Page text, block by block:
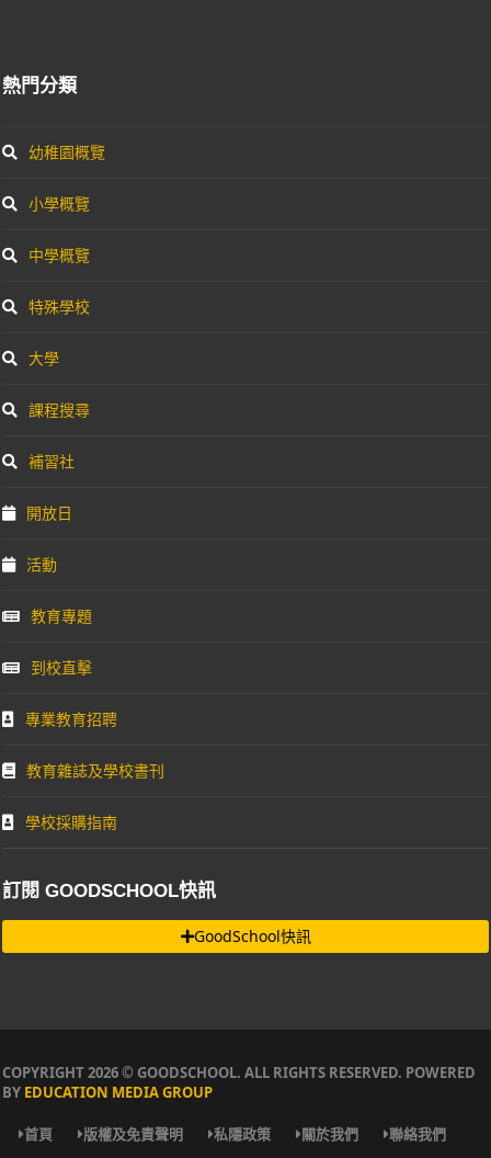
熱門分類
幼稚園概覽
小學概覽
中學概覽
特殊學校
大學
課程搜尋
補習社
開放日
活動
教育專題
到校直擊
專業教育招聘
教育雜誌及學校書刊
學校採購指南
訂閱 GOODSCHOOL快訊
GoodSchool快訊
COPYRIGHT 2026 © GOODSCHOOL. ALL RIGHTS RESERVED. POWERED
BY EDUCATION MEDIA GROUP
首頁 版權及免責聲明 私隱政策 關於我們 聯絡我們